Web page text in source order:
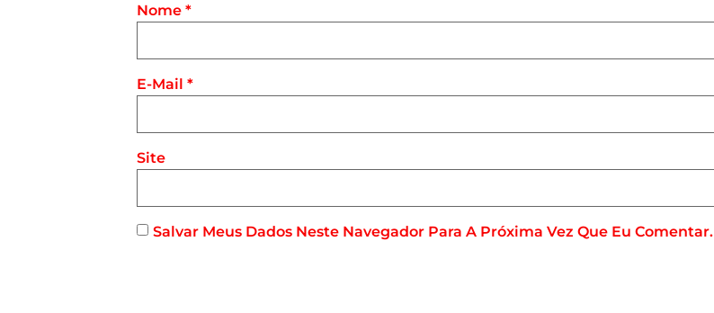
Nome *
E-Mail *
Site
Salvar Meus Dados Neste Navegador Para A Próxima Vez Que Eu Comentar.